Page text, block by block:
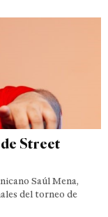
Street
Saúl Mena,
del torneo de